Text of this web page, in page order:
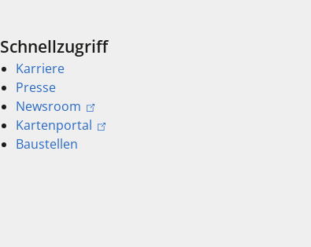
Schnellzugriff
Karriere
Presse
Newsroom
Kartenportal
Baustellen